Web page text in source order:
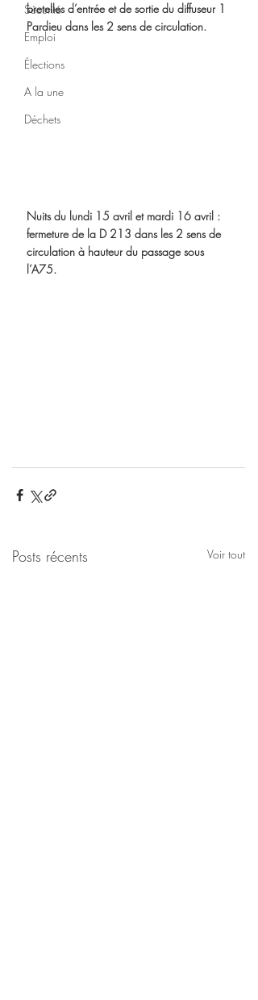
Sécurité
Emploi
Élections
A la une
Déchets
bretelles d’entrée et de sortie du diffuseur 1
Pardieu dans les 2 sens de circulation.
Nuits du lundi 15 avril et mardi 16 avril :
fermeture de la D 213 dans les 2 sens de
circulation à hauteur du passage sous
l’A75.
Posts récents Voir tout